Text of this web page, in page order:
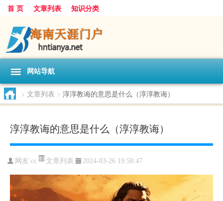
首 页 文章列表 知识分类
网站导航
> 文章列表 > 淳淳教诲的意思是什么（淳淳教诲）
淳淳教诲的意思是什么（淳淳教诲）
网友:cc 文章列表 2024-03-26 19:58:47